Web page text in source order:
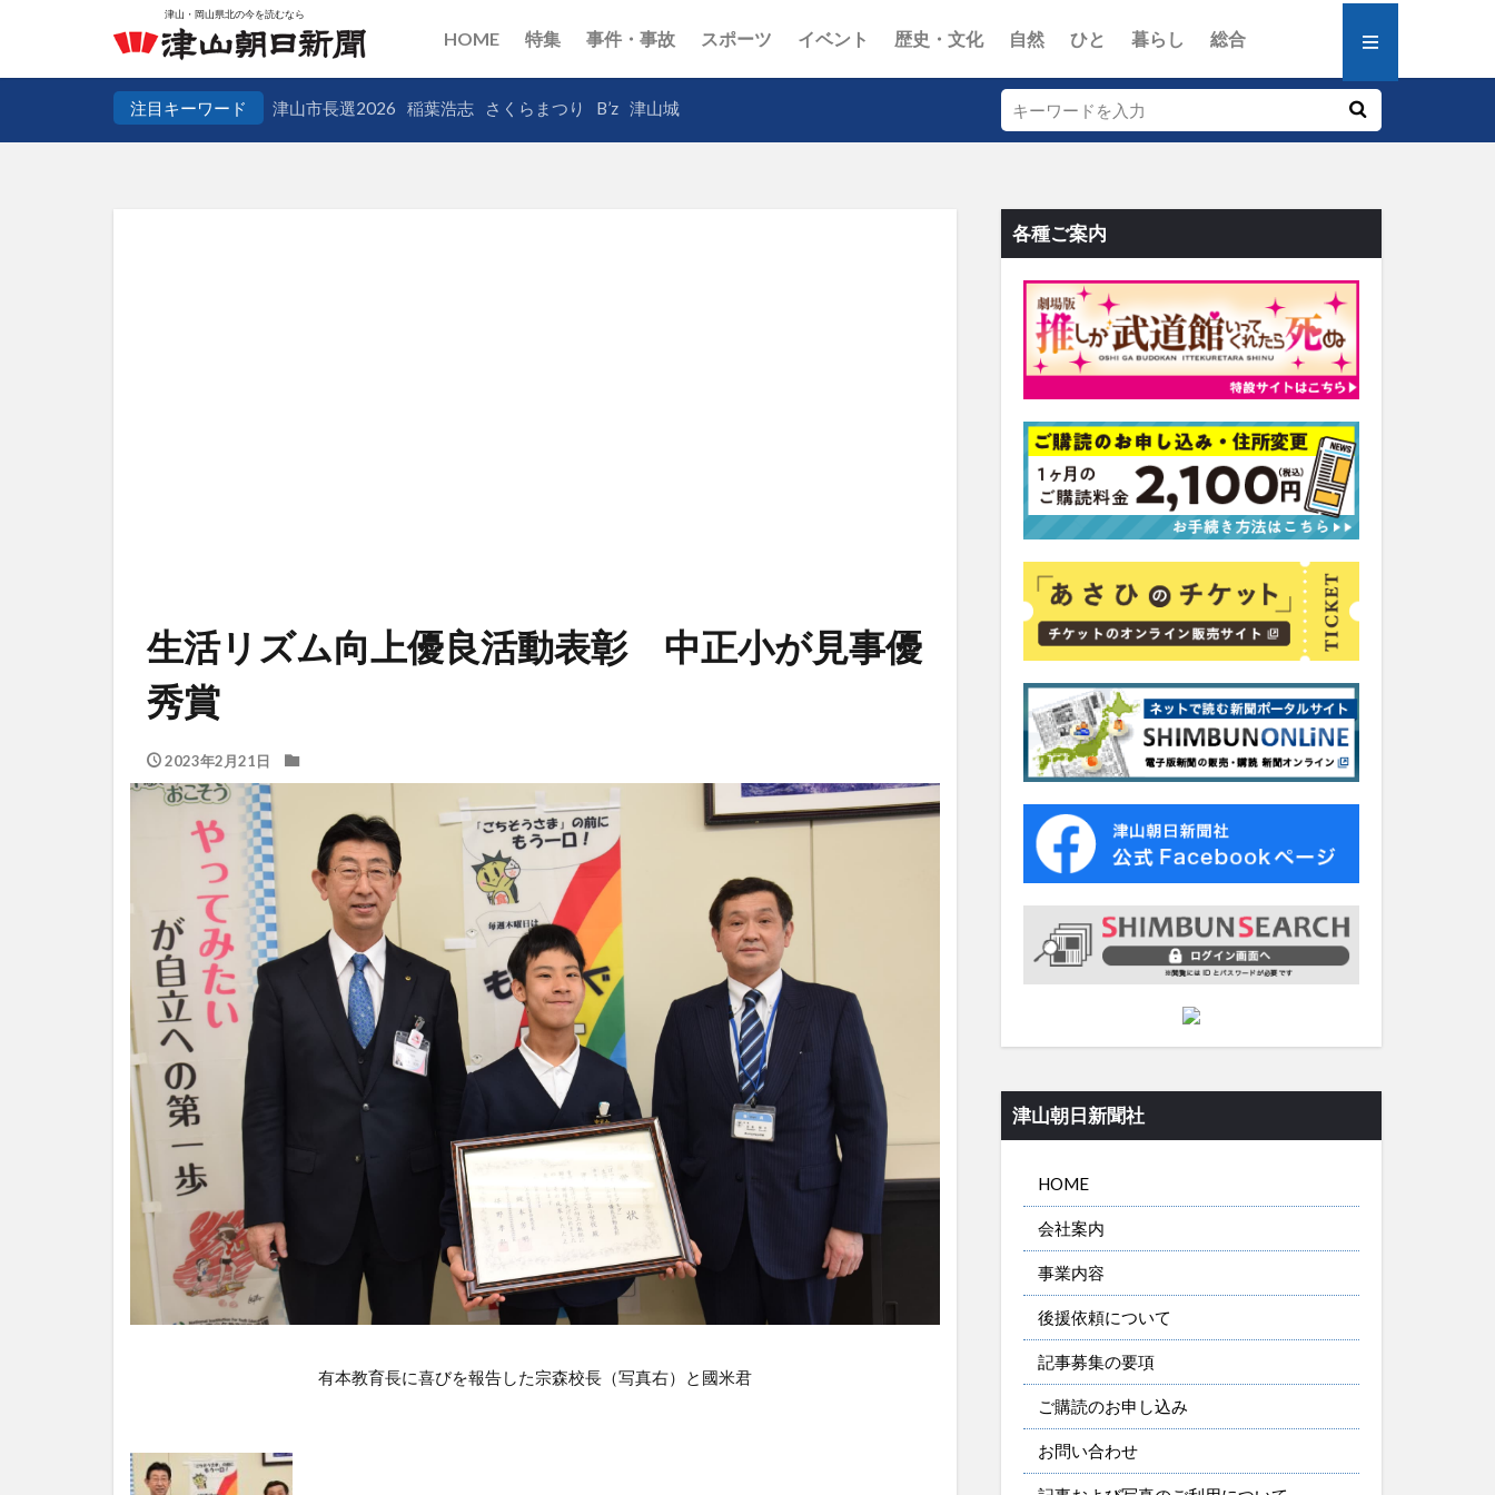
HOME 特集 事件・事故 スポーツ イベント 歴史・文化 自然 ひと 暮らし 総合
注目キーワード 津山市長選2026 稲葉浩志 さくらまつり B’z 津山城
生活リズム向上優良活動表彰 中正小が見事優
秀賞
2023年2月21日
有本教育長に喜びを報告した宗森校長（写真右）と國米君
各種ご案内
津山朝日新聞社
HOME
会社案内
事業内容
後援依頼について
記事募集の要項
ご購読のお申し込み
お問い合わせ